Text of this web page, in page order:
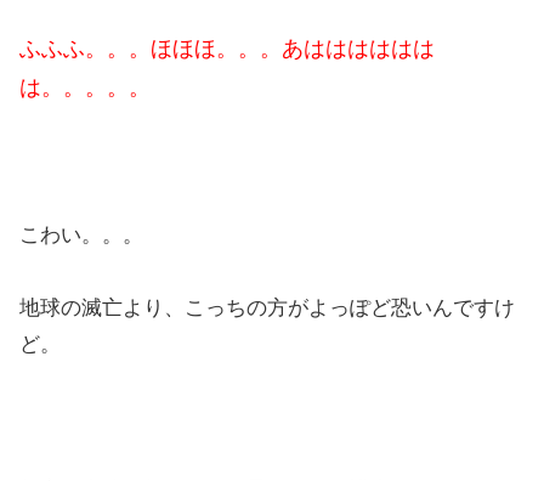
ふふふ。。。ほほほ。。。あはははははは
は。。。。。
こわい。。。
地球の滅亡より、こっちの方がよっぽど恐いんですけ
ど。